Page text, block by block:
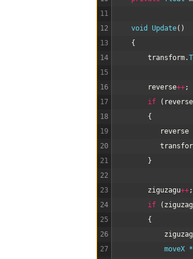
11
12
13
14
15
16
17
18
19
20
21
22
23
24
25
26
27
void Update( )
{
transform.
reverse++;
if
( reverse
{
reverse
}
ziguzagu++;
if
(
{
moveX *